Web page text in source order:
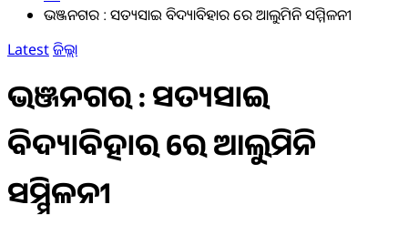
ଭଞ୍ଜନଗର : ସତ୍ୟସାଇ ବିଦ୍ୟାବିହାର ରେ ଆଲୁମିନି ସମ୍ମିଳନୀ
Latestଜିଲ୍ଲା
ଭଞ୍ଜନଗର : ସତ୍ୟସାଇ
ବିଦ୍ୟାବିହାର ରେ ଆଲୁମିନି
ସମ୍ମିଳନୀ